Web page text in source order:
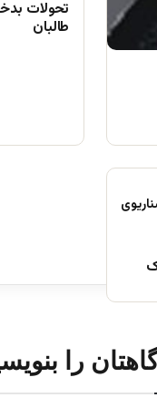
تحولات
طالبان
را